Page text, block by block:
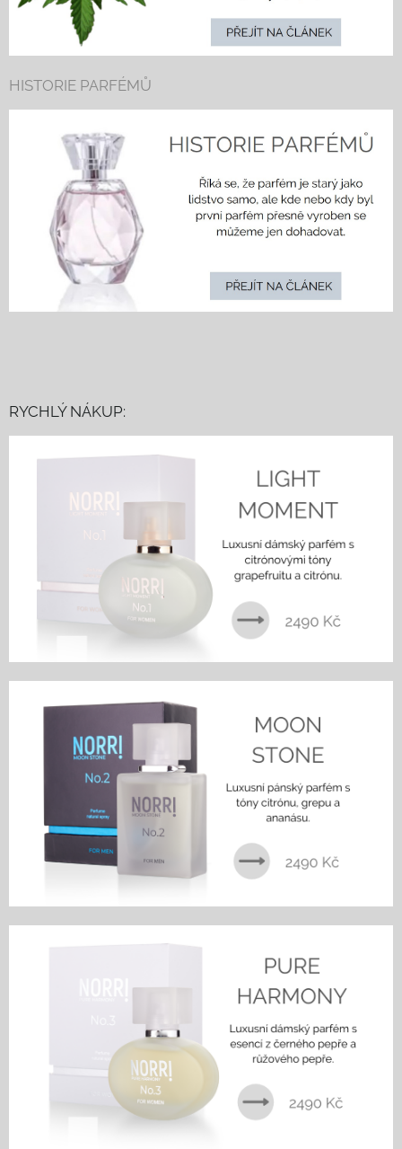
HISTORIE PARFÉMŮ
RYCHLÝ NÁKUP: